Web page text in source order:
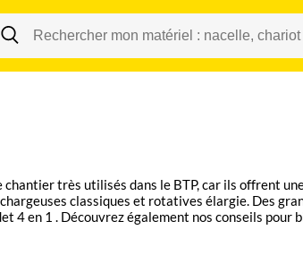
chantier très utilisés dans le BTP, car ils offrent
classiques et rotatives élargie. Des
4 en 1 . Découvrez également nos conseils